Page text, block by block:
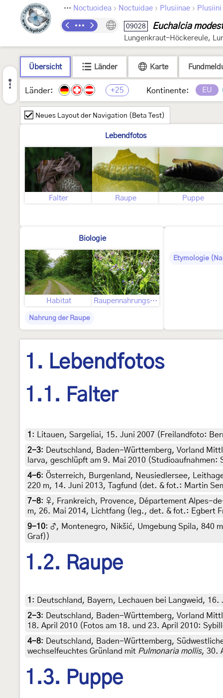
Lepidoptera Noctuoidea › Noctuidae › Plusiinae › Plusiini
09028 Euchalcia
Lungenkraut-Höckereule,
Übersicht Länder Karte
Länder: +25 Kontinente: EU
Neues Layout der Navigation (Beta Test)
Lebendfotos
Falter Raupe Puppe
Biologie
Habitat Raupennahrungspflanzen
Nahrung der Raupe
Etymologie
1. Lebendfotos
1.1. Falter
1 :
Litauen, Sargeliai, 15. Juni 2007 (Freilandfoto:
2-3:
Deutschland, Baden-Württemberg, Vorland
larva, geschlüpft am 9. Mai 2010 (Studioaufnahmen:
4-6: Österreich, Burgenland, Neusiedlersee,
220 m, 14. Juni 2013, Tagfund (det. & fot.: Martin
7-8: ♀, Frankreich, Provence, Département Alpes-
m, 26. Mai 2014, Lichtfang (leg., det. & fot.: Egbert
9-10: ♂, Montenegro, Nikšić, Umgebung Spila, 840
Graf))
1.2. Raupe
1 :
Deutschland, Bayern, Lechauen bei Langweid,
2-3:
Deutschland, Baden-Württemberg, Vorland
18. April 2010 (Fotos am 18. und 23. April 2010:
4-8:
Deutschland, Baden-Württemberg,
wechselfeuchtes Grünland mit Pulmonaria mollis, 30.
1.3. Puppe